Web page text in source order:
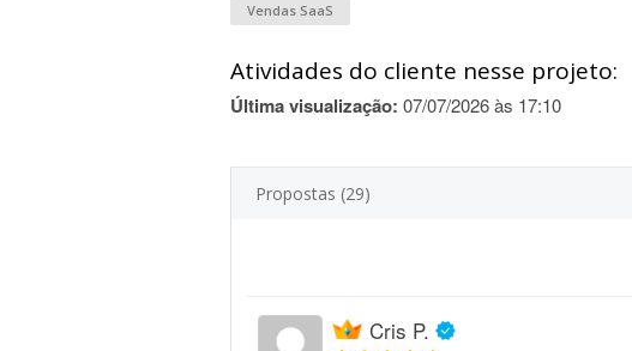
Vendas SaaS
Atividades do cliente nesse projeto:
Última visualização: 07/07/2026 às 17:10
Propostas (29)
Cris P.